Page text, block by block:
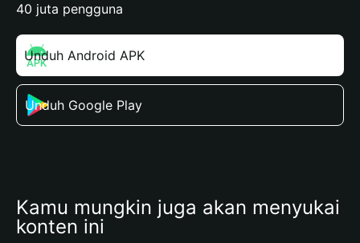
40 juta pengguna
Unduh Android APK
Unduh Google Play
Kamu mungkin juga akan menyukai
konten ini